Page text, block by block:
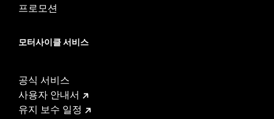
프로모션
모터사이클 서비스
공식 서비스
사용자 안내서
유지 보수 일정